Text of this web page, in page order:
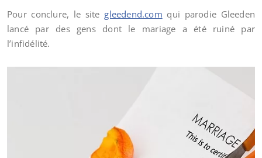
Pour conclure, le site gleedend.com qui parodie Gleeden
lancé par des gens dont le mariage a été ruiné par
l’infidélité.